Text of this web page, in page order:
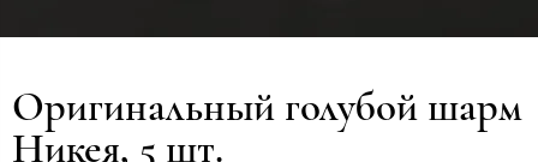
Оригинальный голубой шарм
Никея, 5 шт.